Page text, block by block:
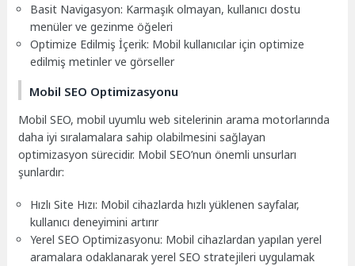
Basit Navigasyon: Karmaşık olmayan, kullanıcı dostu
menüler ve gezinme öğeleri
Optimize Edilmiş İçerik: Mobil kullanıcılar için optimize
edilmiş metinler ve görseller
Mobil SEO Optimizasyonu
Mobil SEO, mobil uyumlu web sitelerinin arama motorlarında
daha iyi sıralamalara sahip olabilmesini sağlayan
optimizasyon sürecidir. Mobil SEO’nun önemli unsurları
şunlardır:
Hızlı Site Hızı: Mobil cihazlarda hızlı yüklenen sayfalar,
kullanıcı deneyimini artırır
Yerel SEO Optimizasyonu: Mobil cihazlardan yapılan yerel
aramalara odaklanarak yerel SEO stratejileri uygulamak